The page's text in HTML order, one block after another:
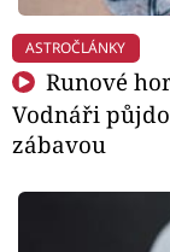
ASTROČLÁNKY
Runové
Vodnáři
zábavou